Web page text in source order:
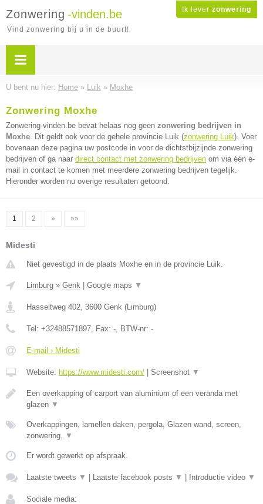
Ik lever zonwering
Zonwering -vinden.be
Vind zonwering bij u in de buurt!
U bent nu hier: Home » Luik » Moxhe
Zonwering Moxhe
Zonwering-vinden.be bevat helaas nog geen zonwering bedrijven in
Moxhe. Dit geldt ook voor de gehele provincie Luik (zonwering Luik). Voer
bovenaan deze pagina uw postcode in voor de dichtstbijzijnde zonwering
bedrijven of ga naar direct contact met zonwering bedrijven om via één e-
mail in contact te komen met meerdere zonwering bedrijven tegelijk.
Hieronder worden nu overige resultaten getoond.
1 2 » »»
Midesti
Niet gevestigd in de plaats Moxhe en in de provincie Luik.
Limburg » Genk Google maps ▼
Hasseltweg 402, 3600 Genk (Limburg)
Tel: +32488571897, Fax: -, BTW-nr: -
E-mail › Midesti
Website: https://www.midesti.com/ Screenshot ▼
Een overkapping of carport van aluminium of een veranda met
glazen ▼
Overkappingen, lamellen daken, pergola, Glazen wand, screen,
zonwering, ▼
Er wordt gewerkt op afspraak.
Laatste tweets ▼ Laatste facebook posts ▼ Introductie video ▼
Sociale media: